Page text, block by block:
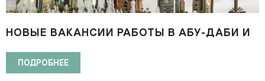
НОВЫЕ ВАКАНСИИ РАБОТЫ В АБУ-ДАБИ И
ПОДРОБНЕЕ